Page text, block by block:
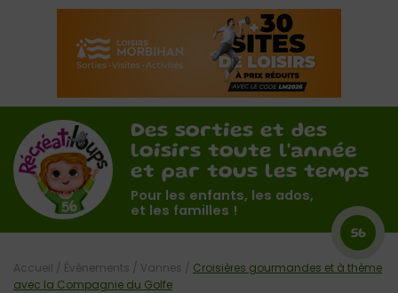
Des sorties et des
loisirs toute l'année
et par tous les temps
Pour les enfants, les ados,
et les familles !
56
Accueil / Évènements / Vannes / Croisières gourmandes et à thème
avec la Compagnie du Golfe